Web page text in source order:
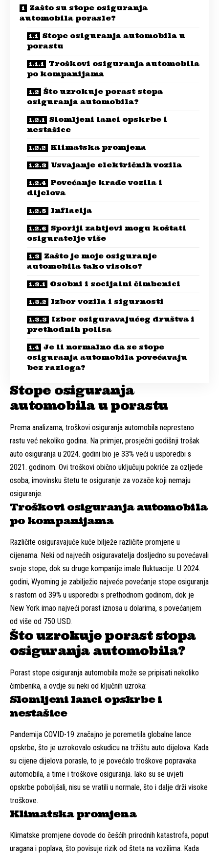
Zašto su stope osiguranja
automobila porasle?
Stope osiguranja automobila u
porastu
Troškovi osiguranja automobila
po kompanijama
Što uzrokuje porast stopa
osiguranja automobila?
Slomljeni lanci opskrbe i
nestašice
Klimatska promjena
Usvajanje električnih vozila
Povećanje krađe vozila i
dijelova
Inflacija
Sporiji zahtjevi mogu koštati
osiguratelje više
Zašto je moje osiguranje
automobila tako visoko?
Osobni i socijalni čimbenici
Izbor vozila i sigurnosti
Izbor osiguravajućeg društva i
prethodnih polisa
Je li normalno da se stope
osiguranja automobila povećavaju
bez razloga?
Stope osiguranja
automobila u porastu
Prema analizama, troškovi osiguranja automobila neprestano
rastu već nekoliko godina. Na primjer, prosječni godišnji trošak
auto osiguranja u 2024. godini bio je 33% veći u usporedbi s
2021. godinom. Ovi troškovi obično uključuju pokriće za ozljede
osoba, imovinsku štetu te osiguranje za vozače koji nemaju
osiguranje.
Troškovi osiguranja automobila
po kompanijama
Različite osiguravajuće kuće bilježe različite promjene u
cijenama. Neki od najvećih osiguravatelja dosljedno su povećavali
svoje stope, dok su druge kompanije imale fluktuacije. U 2024.
godini, Wyoming je zabilježio najveće povećanje stope osiguranja
s rastom od 39% u usporedbi s prethodnom godinom, dok je
New York imao najveći porast iznosa u dolarima, s povećanjem
od više od 750 USD.
Što uzrokuje porast stopa
osiguranja automobila?
Porast stope osiguranja automobila može se pripisati nekoliko
čimbenika, a ovdje su neki od ključnih uzroka:
Slomljeni lanci opskrbe i
nestašice
Pandemija COVID-19 značajno je poremetila globalne lance
opskrbe, što je uzrokovalo oskudicu na tržištu auto dijelova. Kada
su cijene dijelova porasle, to je povećalo troškove popravaka
automobila, a time i troškove osiguranja. Iako su se uvjeti
opskrbe poboljšali, nisu se vratili u normale, što i dalje drži visoke
troškove.
Klimatska promjena
Klimatske promjene dovode do češćih prirodnih katastrofa, poput
uragana i poplava, što povisuje rizik od šteta na vozilima. Kada